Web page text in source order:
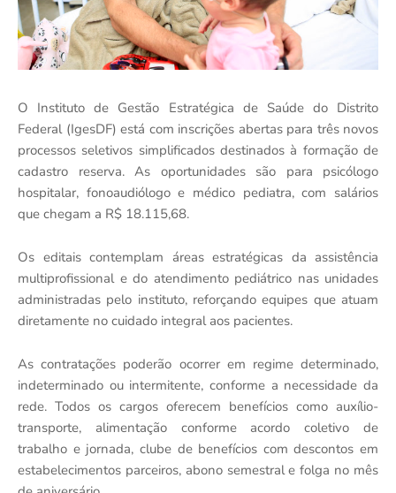
O Instituto de Gestão Estratégica de Saúde do Distrito
Federal (IgesDF) está com inscrições abertas para três novos
processos seletivos simplificados destinados à formação de
cadastro reserva. As oportunidades são para psicólogo
hospitalar, fonoaudiólogo e médico pediatra, com salários
que chegam a R$ 18.115,68.
Os editais contemplam áreas estratégicas da assistência
multiprofissional e do atendimento pediátrico nas unidades
administradas pelo instituto, reforçando equipes que atuam
diretamente no cuidado integral aos pacientes.
As contratações poderão ocorrer em regime determinado,
indeterminado ou intermitente, conforme a necessidade da
rede. Todos os cargos oferecem benefícios como auxílio-
transporte, alimentação conforme acordo coletivo de
trabalho e jornada, clube de benefícios com descontos em
estabelecimentos parceiros, abono semestral e folga no mês